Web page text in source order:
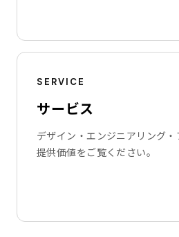
SERVICE
サービス
デザイン・エンジニアリング
提供価値をご覧ください。